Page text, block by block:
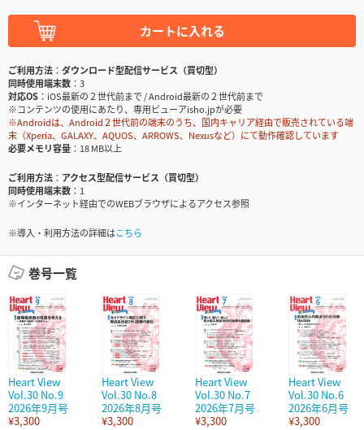
カートに入れる
ご利用方法
ダウンロード型配信サービス（買切型）
同時使用端末数
3
対応OS
iOS最新の２世代前まで / Android最新の２世代前まで
※コンテンツの使用にあたり、専用ビューアisho.jpが必要
※Androidは、Android２世代前の端末のうち、国内キャリア経由で販売されている端
末（Xperia、GALAXY、AQUOS、ARROWS、Nexusなど）にて動作確認しています
必要メモリ容量
18 MB以上
ご利用方法
アクセス型配信サービス（買切型）
同時使用端末数
1
※インターネット経由でのWEBブラウザによるアクセス参照
※導入・利用方法の詳細はこちら
巻号一覧
Heart View
Vol.30 No.9
2026年9月号
¥3,300
Heart View
Vol.30 No.8
2026年8月号
¥3,300
Heart View
Vol.30 No.7
2026年7月号
¥3,300
Heart View
Vol.30 No.6
2026年6月号
¥3,300